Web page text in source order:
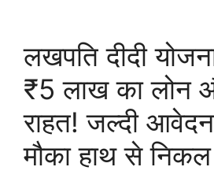
लखपति दीदी
₹5 लाख का लोन
राहत! जल्दी
मौका हाथ से निकल